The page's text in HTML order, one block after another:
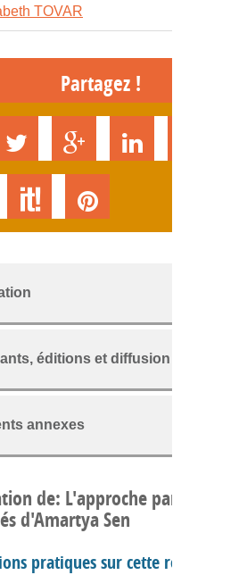
TOVAR
Partagez !
éditions et diffusion
annexes
de: L'approche par les
d'Amartya Sen
pratiques sur cette ressource